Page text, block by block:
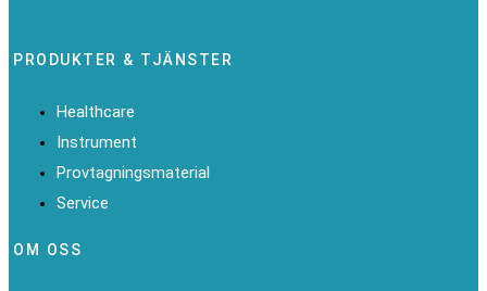
PRODUKTER & TJÄNSTER
Healthcare
Instrument
Provtagningsmaterial
Service
OM OSS